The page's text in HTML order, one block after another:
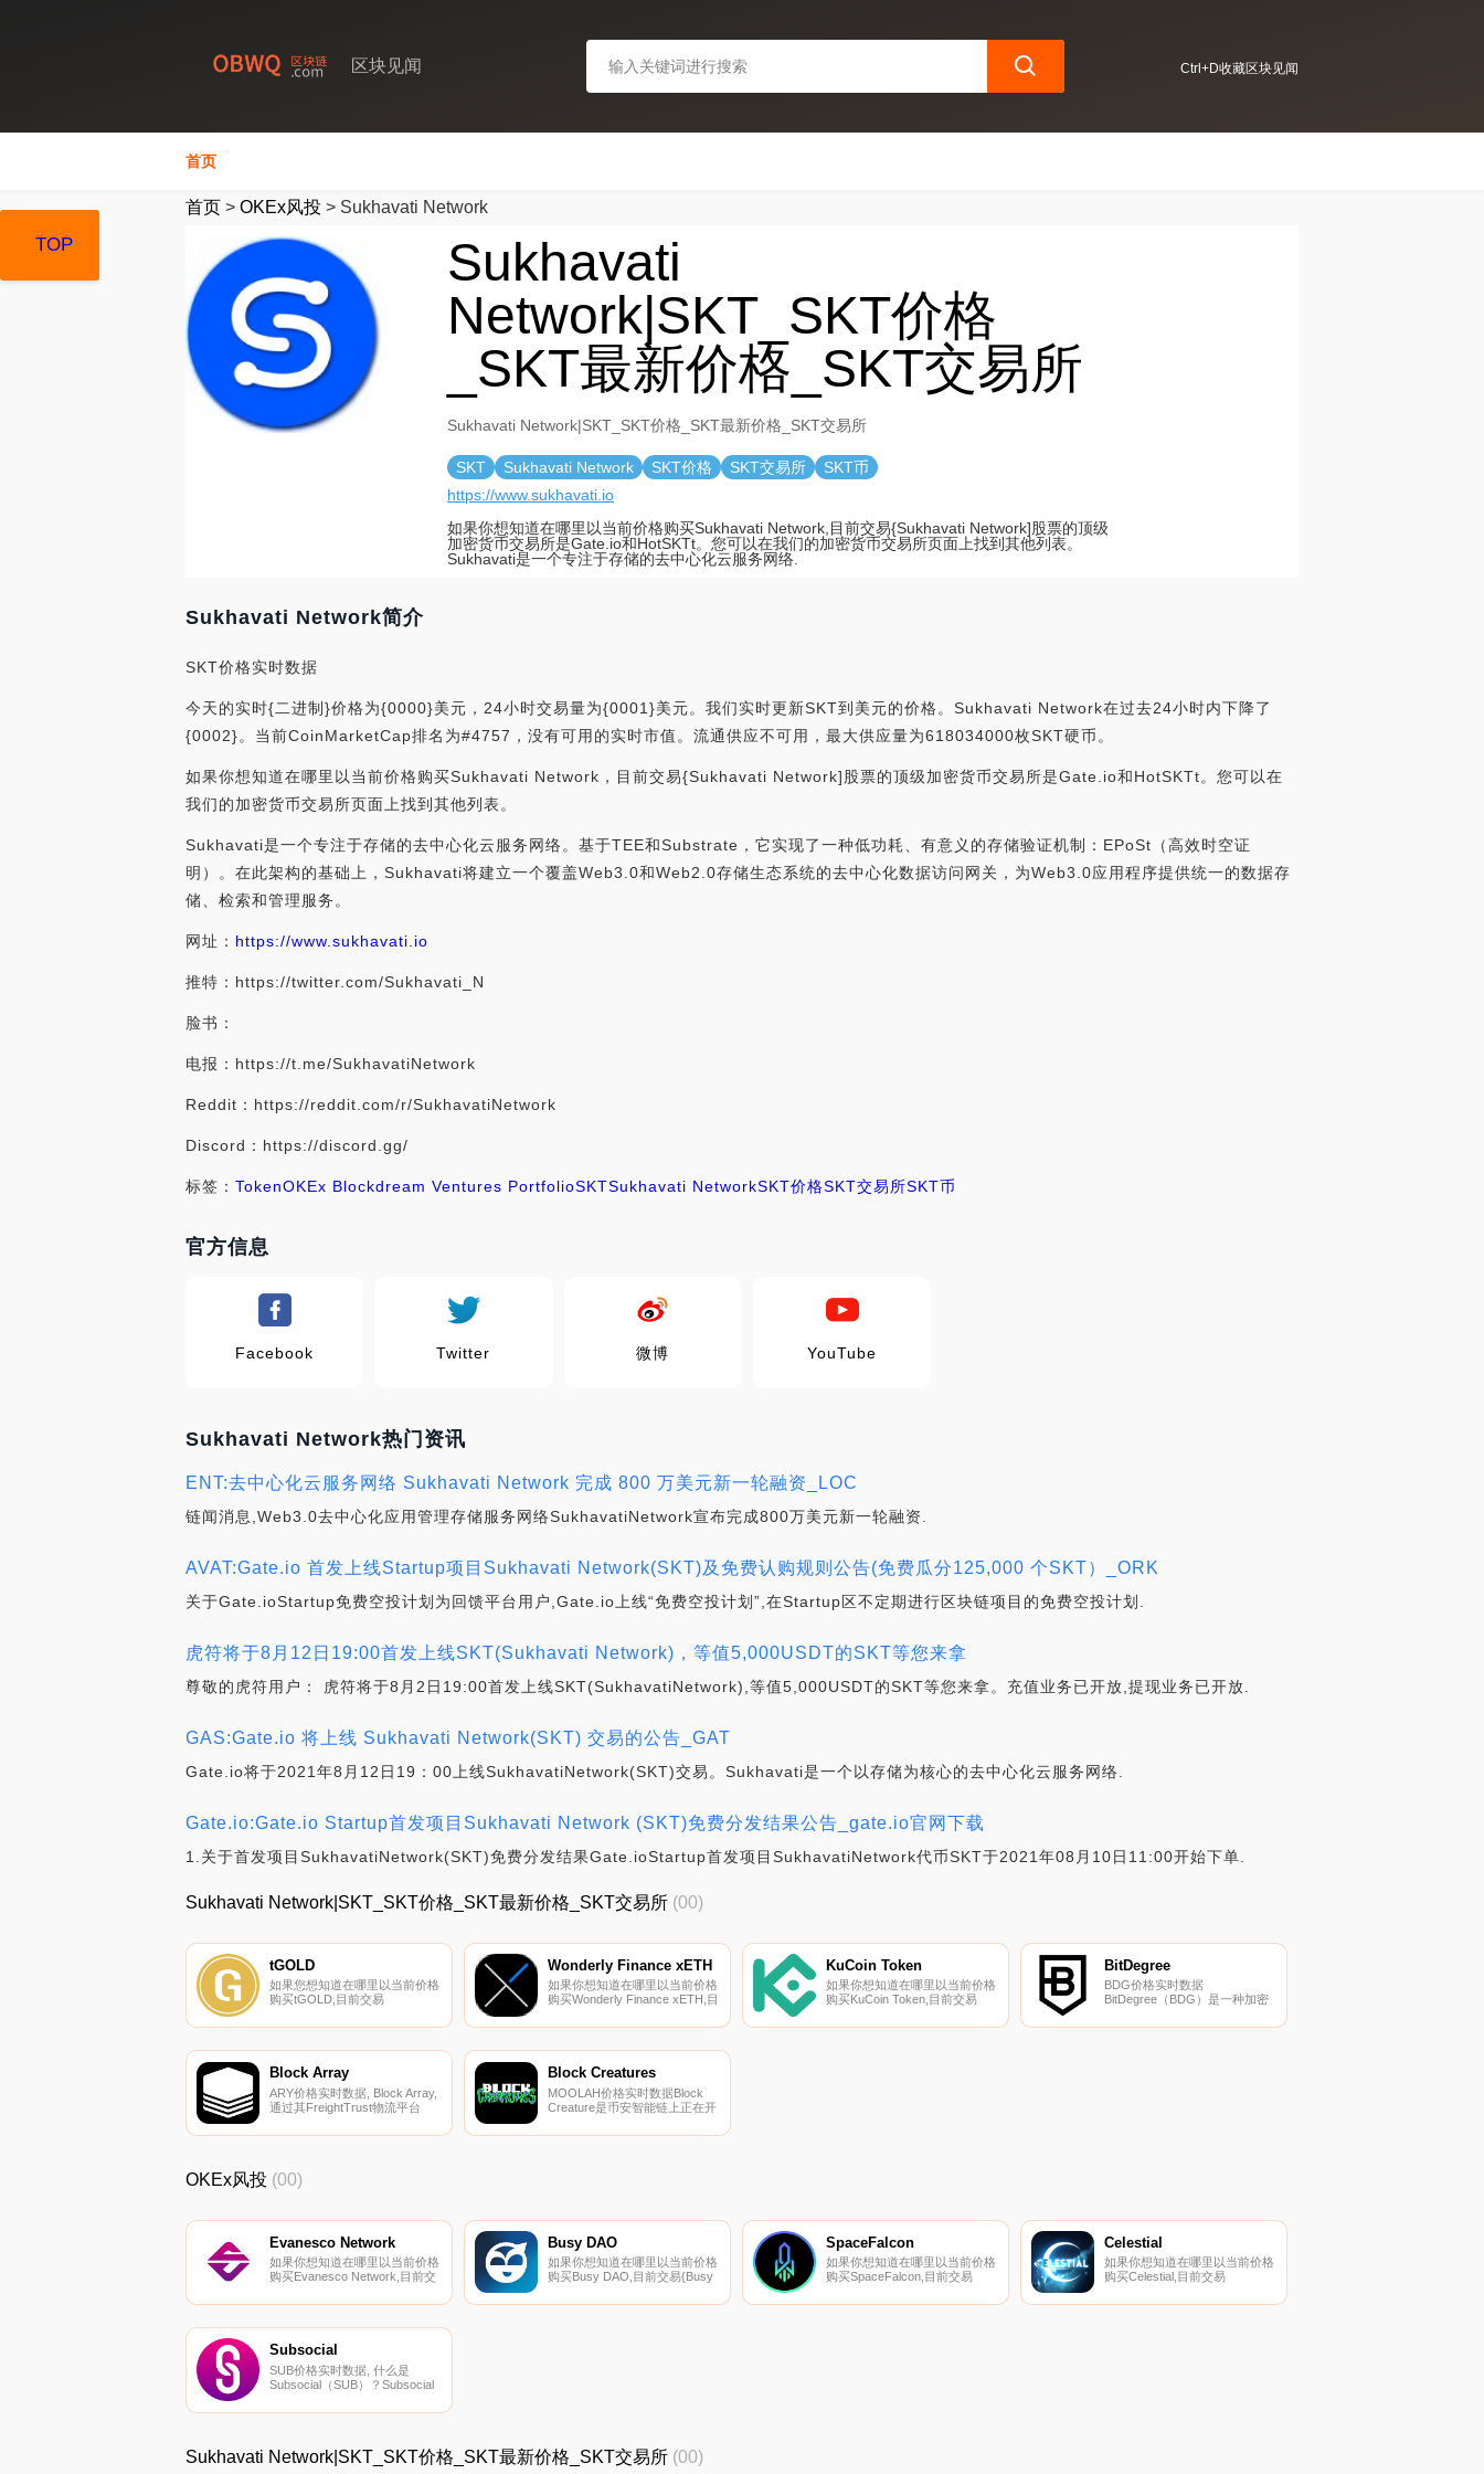
区块见闻 Ctrl+D收藏区块见闻
首页
首页 > OKEx风投 > Sukhavati Network
Sukhavati
Network|SKT_SKT价格
_SKT最新价格_SKT交易所
Sukhavati Network|SKT_SKT价格_SKT最新价格_SKT交易所
SKT Sukhavati Network SKT价格 SKT交易所
SKT币
https://www.sukhavati.io
如果你想知道在哪里以当前价格购买Sukhavati Network,目前交易{Sukhavati Network]股票的顶级
加密货币交易所是Gate.io和HotSKTt。您可以在我们的加密货币交易所页面上找到其他列表。
Sukhavati是一个专注于存储的去中心化云服务网络.
Sukhavati Network简介
SKT价格实时数据
今天的实时{二进制}价格为{0000}美元，24小时交易量为{0001}美元。我们实时更新SKT到美元的价格。Sukhavati Network在过去24小时内下降了
{0002}。当前CoinMarketCap排名为#4757，没有可用的实时市值。流通供应不可用，最大供应量为618034000枚SKT硬币。
如果你想知道在哪里以当前价格购买Sukhavati Network，目前交易{Sukhavati Network]股票的顶级加密货币交易所是Gate.io和HotSKTt。您可以在
我们的加密货币交易所页面上找到其他列表。
Sukhavati是一个专注于存储的去中心化云服务网络。基于TEE和Substrate，它实现了一种低功耗、有意义的存储验证机制：EPoSt（高效时空证
明）。在此架构的基础上，Sukhavati将建立一个覆盖Web3.0和Web2.0存储生态系统的去中心化数据访问网关，为Web3.0应用程序提供统一的数据存
储、检索和管理服务。
网址： https://www.sukhavati.io
推特：https://twitter.com/Sukhavati_N
脸书：
电报：https://t.me/SukhavatiNetwork
Reddit：https://reddit.com/r/SukhavatiNetwork
Discord：https://discord.gg/
标签： TokenOKEx Blockdream Ventures PortfolioSKTSukhavati NetworkSKT价格SKT交易所SKT币
官方信息
Facebook Twitter 微博 YouTube
Sukhavati Network热门资讯
ENT:去中心化云服务网络 Sukhavati Network 完成 800 万美元新一轮融资_LOC
链闻消息,Web3.0去中心化应用管理存储服务网络SukhavatiNetwork宣布完成800万美元新一轮融资.
AVAT:Gate.io 首发上线Startup项目Sukhavati Network(SKT)及免费认购规则公告(免费瓜分125,000 个SKT）_ORK
关于Gate.ioStartup免费空投计划为回馈平台用户,Gate.io上线“免费空投计划”,在Startup区不定期进行区块链项目的免费空投计划.
虎符将于8月12日19:00首发上线SKT(Sukhavati Network)，等值5,000USDT的SKT等您来拿
尊敬的虎符用户： 虎符将于8月2日19:00首发上线SKT(SukhavatiNetwork),等值5,000USDT的SKT等您来拿。充值业务已开放,提现业务已开放.
GAS:Gate.io 将上线 Sukhavati Network(SKT) 交易的公告_GAT
Gate.io将于2021年8月12日19：00上线SukhavatiNetwork(SKT)交易。Sukhavati是一个以存储为核心的去中心化云服务网络.
Gate.io:Gate.io Startup首发项目Sukhavati Network (SKT)免费分发结果公告_gate.io官网下载
1.关于首发项目SukhavatiNetwork(SKT)免费分发结果Gate.ioStartup首发项目SukhavatiNetwork代币SKT于2021年08月10日11:00开始下单.
TOP
Sukhavati Network|SKT_SKT价格_SKT最新价格_SKT交易所 (00)
tGOLD
如果您想知道在哪里以当前价格
购买tGOLD,目前交易
密货币交易所是CEX.IO。您可
Wonderly Finance xETH
如果你想知道在哪里以当前价格
购买Wonderly Finance xETH,目
xETH]股票的顶级加密货币交易
表.
KuCoin Token
如果你想知道在哪里以当前价格
购买KuCoin Token,目前交易
货币交易所是KuCoin、
BitDegree
BDG价格实时数据
BitDegree（BDG）是一种加密
BitDegree目前的供应量为
Block Array
ARY价格实时数据, Block Array,
通过其FreightTrust物流平台
将区块链技术的好处带给卡车运
从而帮助简化运营,同时减少财
务和资源浪费.
Block Creatures
MOOLAH价格实时数据Block
Creature是币安智能链上正在开
游戏。游戏的核心是收集生物并
TOP
OKEx风投 (00)
Evanesco Network
如果你想知道在哪里以当前价格
购买Evanesco Network,目前交
级加密货币交易所是Gate.io、
页面上找到其他列表.
Busy DAO
如果你想知道在哪里以当前价格
购买Busy DAO,目前交易{Busy
所是Gate.io、MEXC、
SpaceFalcon
如果你想知道在哪里以当前价格
购买SpaceFalcon,目前交易
货币交易所是CoinW、KuCoin、
Celestial
如果你想知道在哪里以当前价格
购买Celestial,目前交易
交易所是OKX、KuCoin、
Subsocial
SUB价格实时数据, 什么是
Subsocial（SUB）？Subsocial
络和市场的开放平台。它的主要
自己的去中心化可持续社交网
络,并享有对其的完全控制.
TOP
Sukhavati Network|SKT_SKT价格_SKT最新价格_SKT交易所 (00)